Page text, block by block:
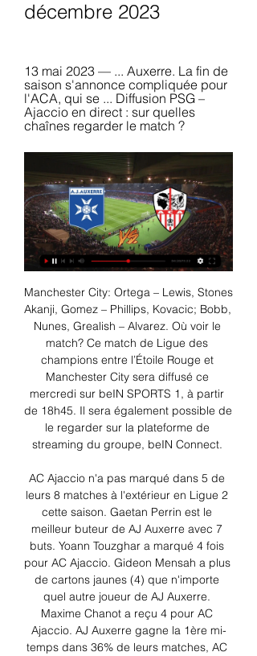
décembre 2023
13 mai 2023 — ... Auxerre. La fin de
saison s'annonce compliquée pour
l'ACA, qui se ... Diffusion PSG –
Ajaccio en direct : sur quelles
chaînes regarder le match ?
Manchester City: Ortega – Lewis, Stones
Akanji, Gomez – Phillips, Kovacic; Bobb,
Nunes, Grealish – Alvarez. Où voir le
match? Ce match de Ligue des
champions entre l’Étoile Rouge et
Manchester City sera diffusé ce
mercredi sur beIN SPORTS 1, à partir
de 18h45. Il sera également possible de
le regarder sur la plateforme de
streaming du groupe, beIN Connect.
AC Ajaccio n'a pas marqué dans 5 de
leurs 8 matches à l'extérieur en Ligue 2
cette saison. Gaetan Perrin est le
meilleur buteur de AJ Auxerre avec 7
buts. Yoann Touzghar a marqué 4 fois
pour AC Ajaccio. Gideon Mensah a plus
de cartons jaunes (4) que n'importe
quel autre joueur de AJ Auxerre.
Maxime Chanot a reçu 4 pour AC
Ajaccio. AJ Auxerre gagne la 1ère mi-
temps dans 36% de leurs matches, AC